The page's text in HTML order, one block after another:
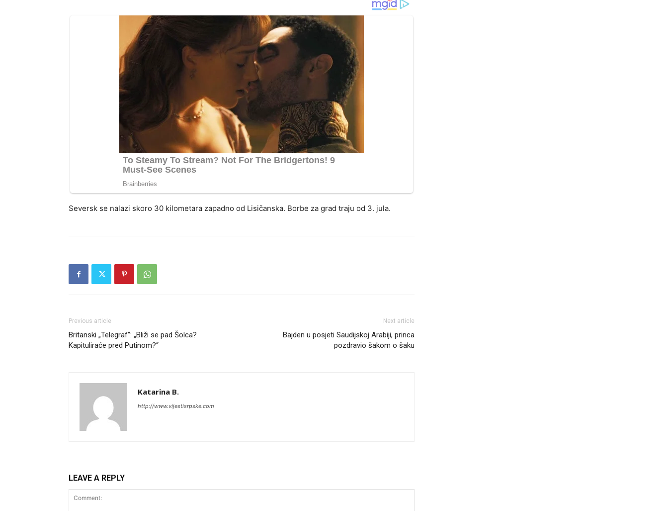
Seversk se nalazi skoro 30 kilometara zapadno od Lisičanska. Borbe za grad traju od 3. jula.
Previous article
Britanski „Telegraf“: „Bliži se pad Šolca?
Kapituliraće pred Putinom?“
Next article
Bajden u posjeti Saudijskoj Arabiji, princa
pozdravio šakom o šaku
Katarina B.
http://www.vijestisrpske.com
LEAVE A REPLY